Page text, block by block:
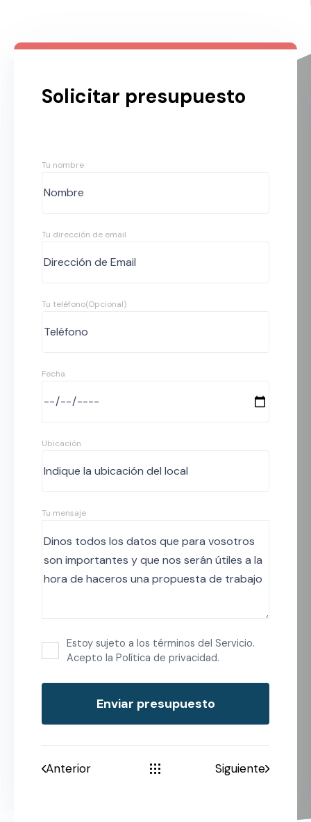
Solicitar presupuesto
Tu nombre
Tu dirección de email
Tu teléfono(Opcional)
Fecha
Ubicación
Tu mensaje
Estoy sujeto a los términos del Servicio.
Acepto la Política de privacidad.
Anterior Siguiente